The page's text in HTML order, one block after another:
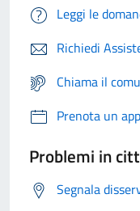
Leggi le
Richiedi
Chiama il
Prenota un
Problemi in
Segnala